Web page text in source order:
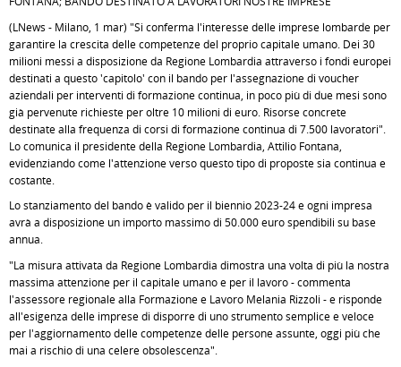
(LNews - Milano, 1 mar) "Si conferma l'interesse delle imprese lombarde per
garantire la crescita delle competenze del proprio capitale umano. Dei 30
milioni messi a disposizione da Regione Lombardia attraverso i fondi europei
destinati a questo 'capitolo' con il bando per l'assegnazione di voucher
aziendali per interventi di formazione continua, in poco più di due mesi sono
già pervenute richieste per oltre 10 milioni di euro. Risorse concrete
destinate alla frequenza di corsi di formazione continua di 7.500 lavoratori".
Lo comunica il presidente della Regione Lombardia, Attilio Fontana,
evidenziando come l'attenzione verso questo tipo di proposte sia continua e
costante.
Lo stanziamento del bando è valido per il biennio 2023-24 e ogni impresa
avrà a disposizione un importo massimo di 50.000 euro spendibili su base
annua.
"La misura attivata da Regione Lombardia dimostra una volta di più la nostra
massima attenzione per il capitale umano e per il lavoro - commenta
l'assessore regionale alla Formazione e Lavoro Melania Rizzoli - e risponde
all'esigenza delle imprese di disporre di uno strumento semplice e veloce
per l'aggiornamento delle competenze delle persone assunte, oggi più che
mai a rischio di una celere obsolescenza".